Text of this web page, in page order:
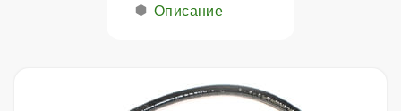
Описание